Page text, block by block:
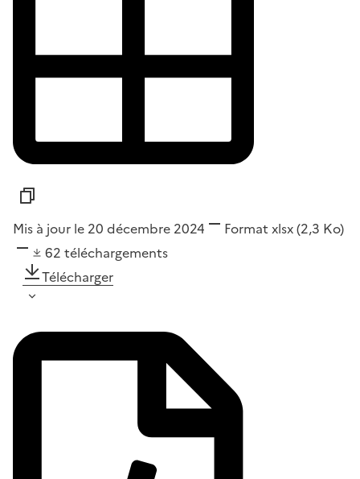
Mis à jour le 20 décembre 2024 Format xlsx(2,3 Ko)
62 téléchargements
Télécharger